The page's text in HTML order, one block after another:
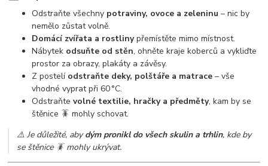
Odstraňte všechny potraviny, ovoce a zeleninu – nic by
nemělo zůstat volně.
Domácí zvířata a rostlinypřemístěte mimo místnost.
Nábytek odsuňte od stěn, ohněte kraje koberců a vykliďte
prostor za obrazy, plakáty a závěsy.
Z postelí odstraňte deky, polštáře a matrace – vše
vhodné vyprat při 60 °C.
Odstraňtevolné textilie, hračky a předměty, kam by se
štěnice 🪳 mohly schovat.
⚠️ Je důležité, abydým pronikl do všech skulin a trhlin, kde by
se štěnice 🪳 mohly ukrývat.